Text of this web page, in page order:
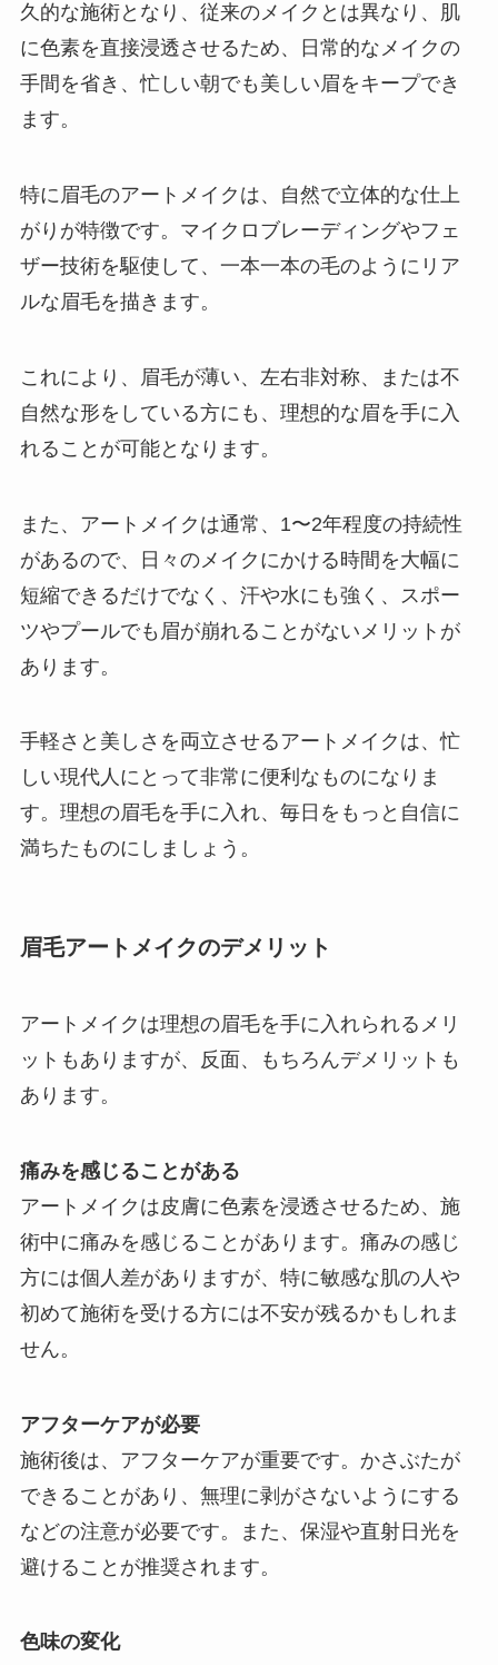
久的な施術となり、従来のメイクとは異なり、肌
に色素を直接浸透させるため、日常的なメイクの
手間を省き、忙しい朝でも美しい眉をキープでき
ます。
特に眉毛のアートメイクは、自然で立体的な仕上
がりが特徴です。マイクロブレーディングやフェ
ザー技術を駆使して、一本一本の毛のようにリア
ルな眉毛を描きます。
これにより、眉毛が薄い、左右非対称、または不
自然な形をしている方にも、理想的な眉を手に入
れることが可能となります。
また、アートメイクは通常、1〜2年程度の持続性
があるので、日々のメイクにかける時間を大幅に
短縮できるだけでなく、汗や水にも強く、スポー
ツやプールでも眉が崩れることがないメリットが
あります。
手軽さと美しさを両立させるアートメイクは、忙
しい現代人にとって非常に便利なものになりま
す。理想の眉毛を手に入れ、毎日をもっと自信に
満ちたものにしましょう。
眉毛アートメイクのデメリット
アートメイクは理想の眉毛を手に入れられるメリ
ットもありますが、反面、もちろんデメリットも
あります。
痛みを感じることがある
アートメイクは皮膚に色素を浸透させるため、施
術中に痛みを感じることがあります。痛みの感じ
方には個人差がありますが、特に敏感な肌の人や
初めて施術を受ける方には不安が残るかもしれま
せん。
アフターケアが必要
施術後は、アフターケアが重要です。かさぶたが
できることがあり、無理に剥がさないようにする
などの注意が必要です。また、保湿や直射日光を
避けることが推奨されます。
色味の変化